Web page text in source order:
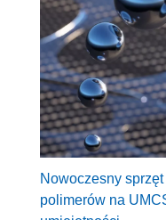
Nowoczesny
polimerów na